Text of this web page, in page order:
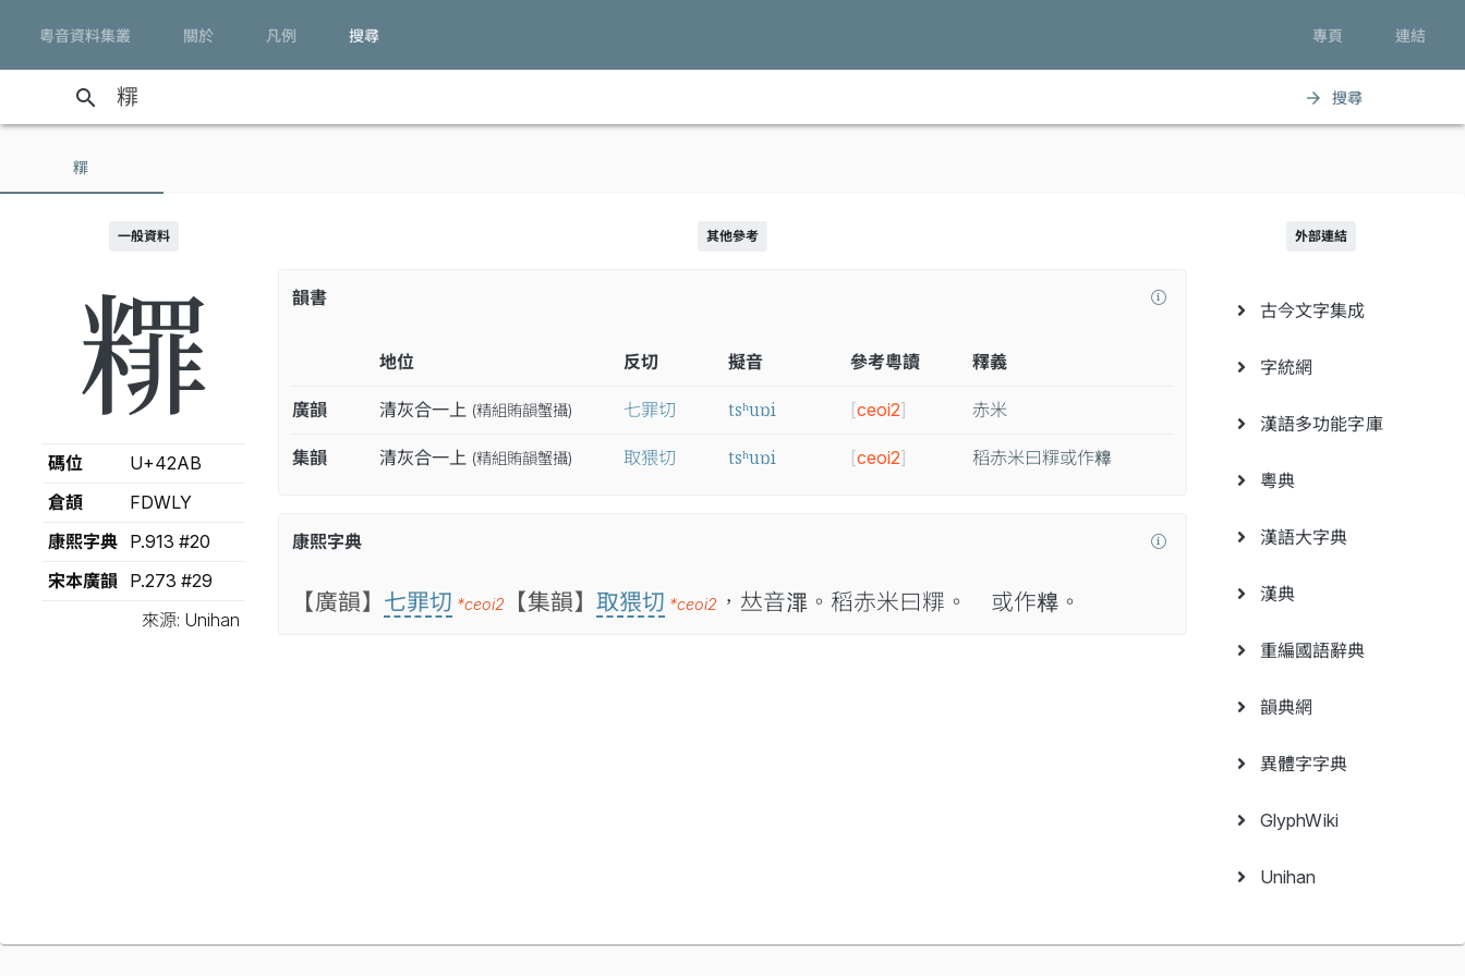
粵音資料集叢 關於 凡例 搜尋 專頁 連結
search arrow_forward 搜尋
䊫
一般資料
䊫
碼位
U+42AB
倉頡
FDWLY
康熙字典
P.913 #20
宋本廣韻
P.273 #29
來源: Unihan
其他參考
韻書
地位 反切 擬音 參考粵讀 釋義
廣韻 清灰合一上 (精組賄韻蟹攝) 七罪切 tsʰuɒi [ceoi2] 赤米
集韻 清灰合一上 (精組賄韻蟹攝) 取猥切 tsʰuɒi [ceoi2] 稻赤米曰䊫或作𥼺
康熙字典
【廣韻】 七罪切 *ceoi2 【集韻】 取猥切 *ceoi2 ，𠀤音𣿓。稻赤米曰䊫。 或作𥼺。
外部連結
古今文字集成
字統網
漢語多功能字庫
粵典
漢語大字典
漢典
重編國語辭典
韻典網
異體字字典
GlyphWiki
Unihan